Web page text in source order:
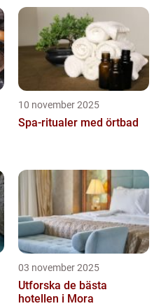
10 november 2025
Spa-ritualer med örtbad
03 november 2025
Utforska de bästa
hotellen i Mora